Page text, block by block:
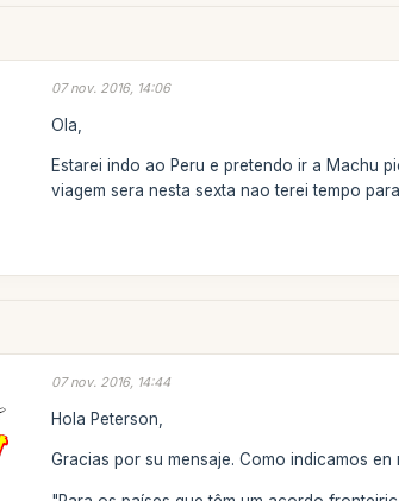
07 nov. 2016, 14:06
Ola,
Estarei indo ao Peru e pretendo ir a Machu
viagem sera nesta sexta nao terei tempo
07 nov. 2016, 14:44
Hola Peterson,
Gracias por su mensaje. Como indicamos